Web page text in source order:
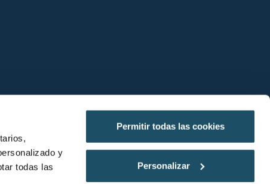
y
todas las
Permitir todas las cookies
Personalizar
¿Planificamos tu visita?